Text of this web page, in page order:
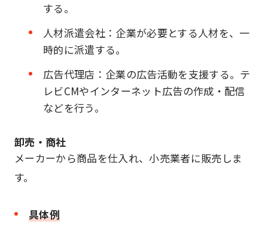
する。
人材派遣会社：企業が必要とする人材を、一
時的に派遣する。
広告代理店：企業の広告活動を支援する。テ
レビCMやインターネット広告の作成・配信
などを行う。
卸売・商社
メーカーから商品を仕入れ、小売業者に販売しま
す。
具体例